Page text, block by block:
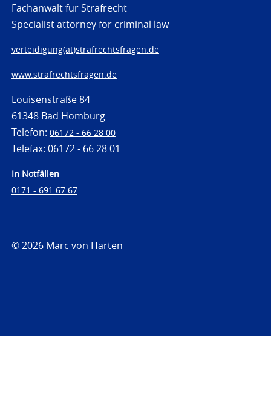
Fachanwalt für Strafrecht
Specialist attorney for criminal law
verteidigung(at)strafrechtsfragen.de
www.strafrechtsfragen.de
Louisenstraße 84
61348 Bad Homburg
Telefon: 06172 - 66 28 00
Telefax: 06172 - 66 28 01
In Notfällen
0171 - 691 67 67
© 2026 Marc von Harten